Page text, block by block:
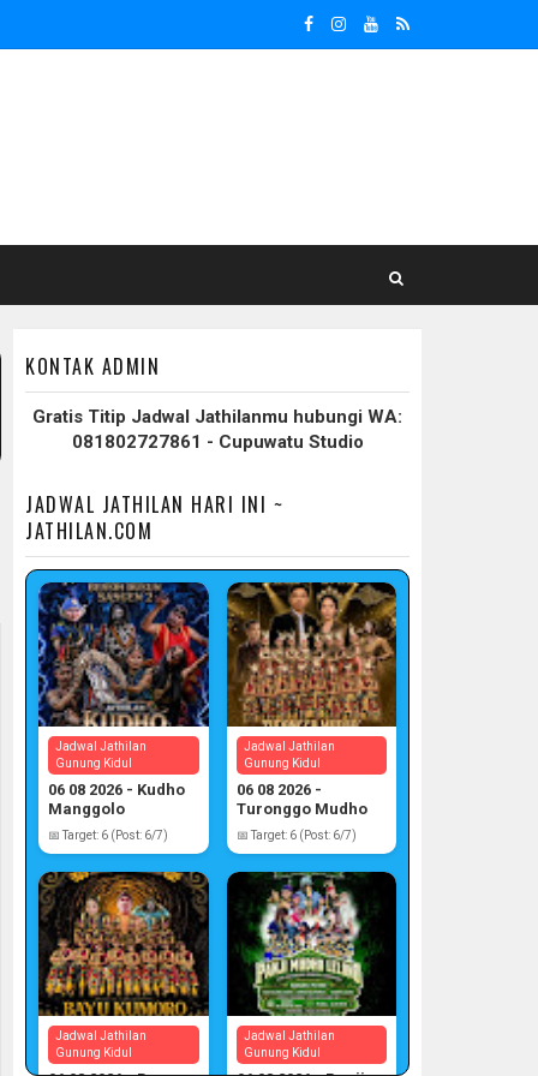
KONTAK ADMIN
Gratis Titip Jadwal Jathilanmu hubungi WA:
081802727861 - Cupuwatu Studio
JADWAL JATHILAN HARI INI ~
JATHILAN.COM
Jadwal Jathilan
Gunung Kidul
06 08 2026 - Kudho
Manggolo
📅 Target: 6 (Post: 6/7)
Jadwal Jathilan
Gunung Kidul
06 08 2026 -
Turonggo Mudho
📅 Target: 6 (Post: 6/7)
Jadwal Jathilan
Gunung Kidul
Jadwal Jathilan
Gunung Kidul